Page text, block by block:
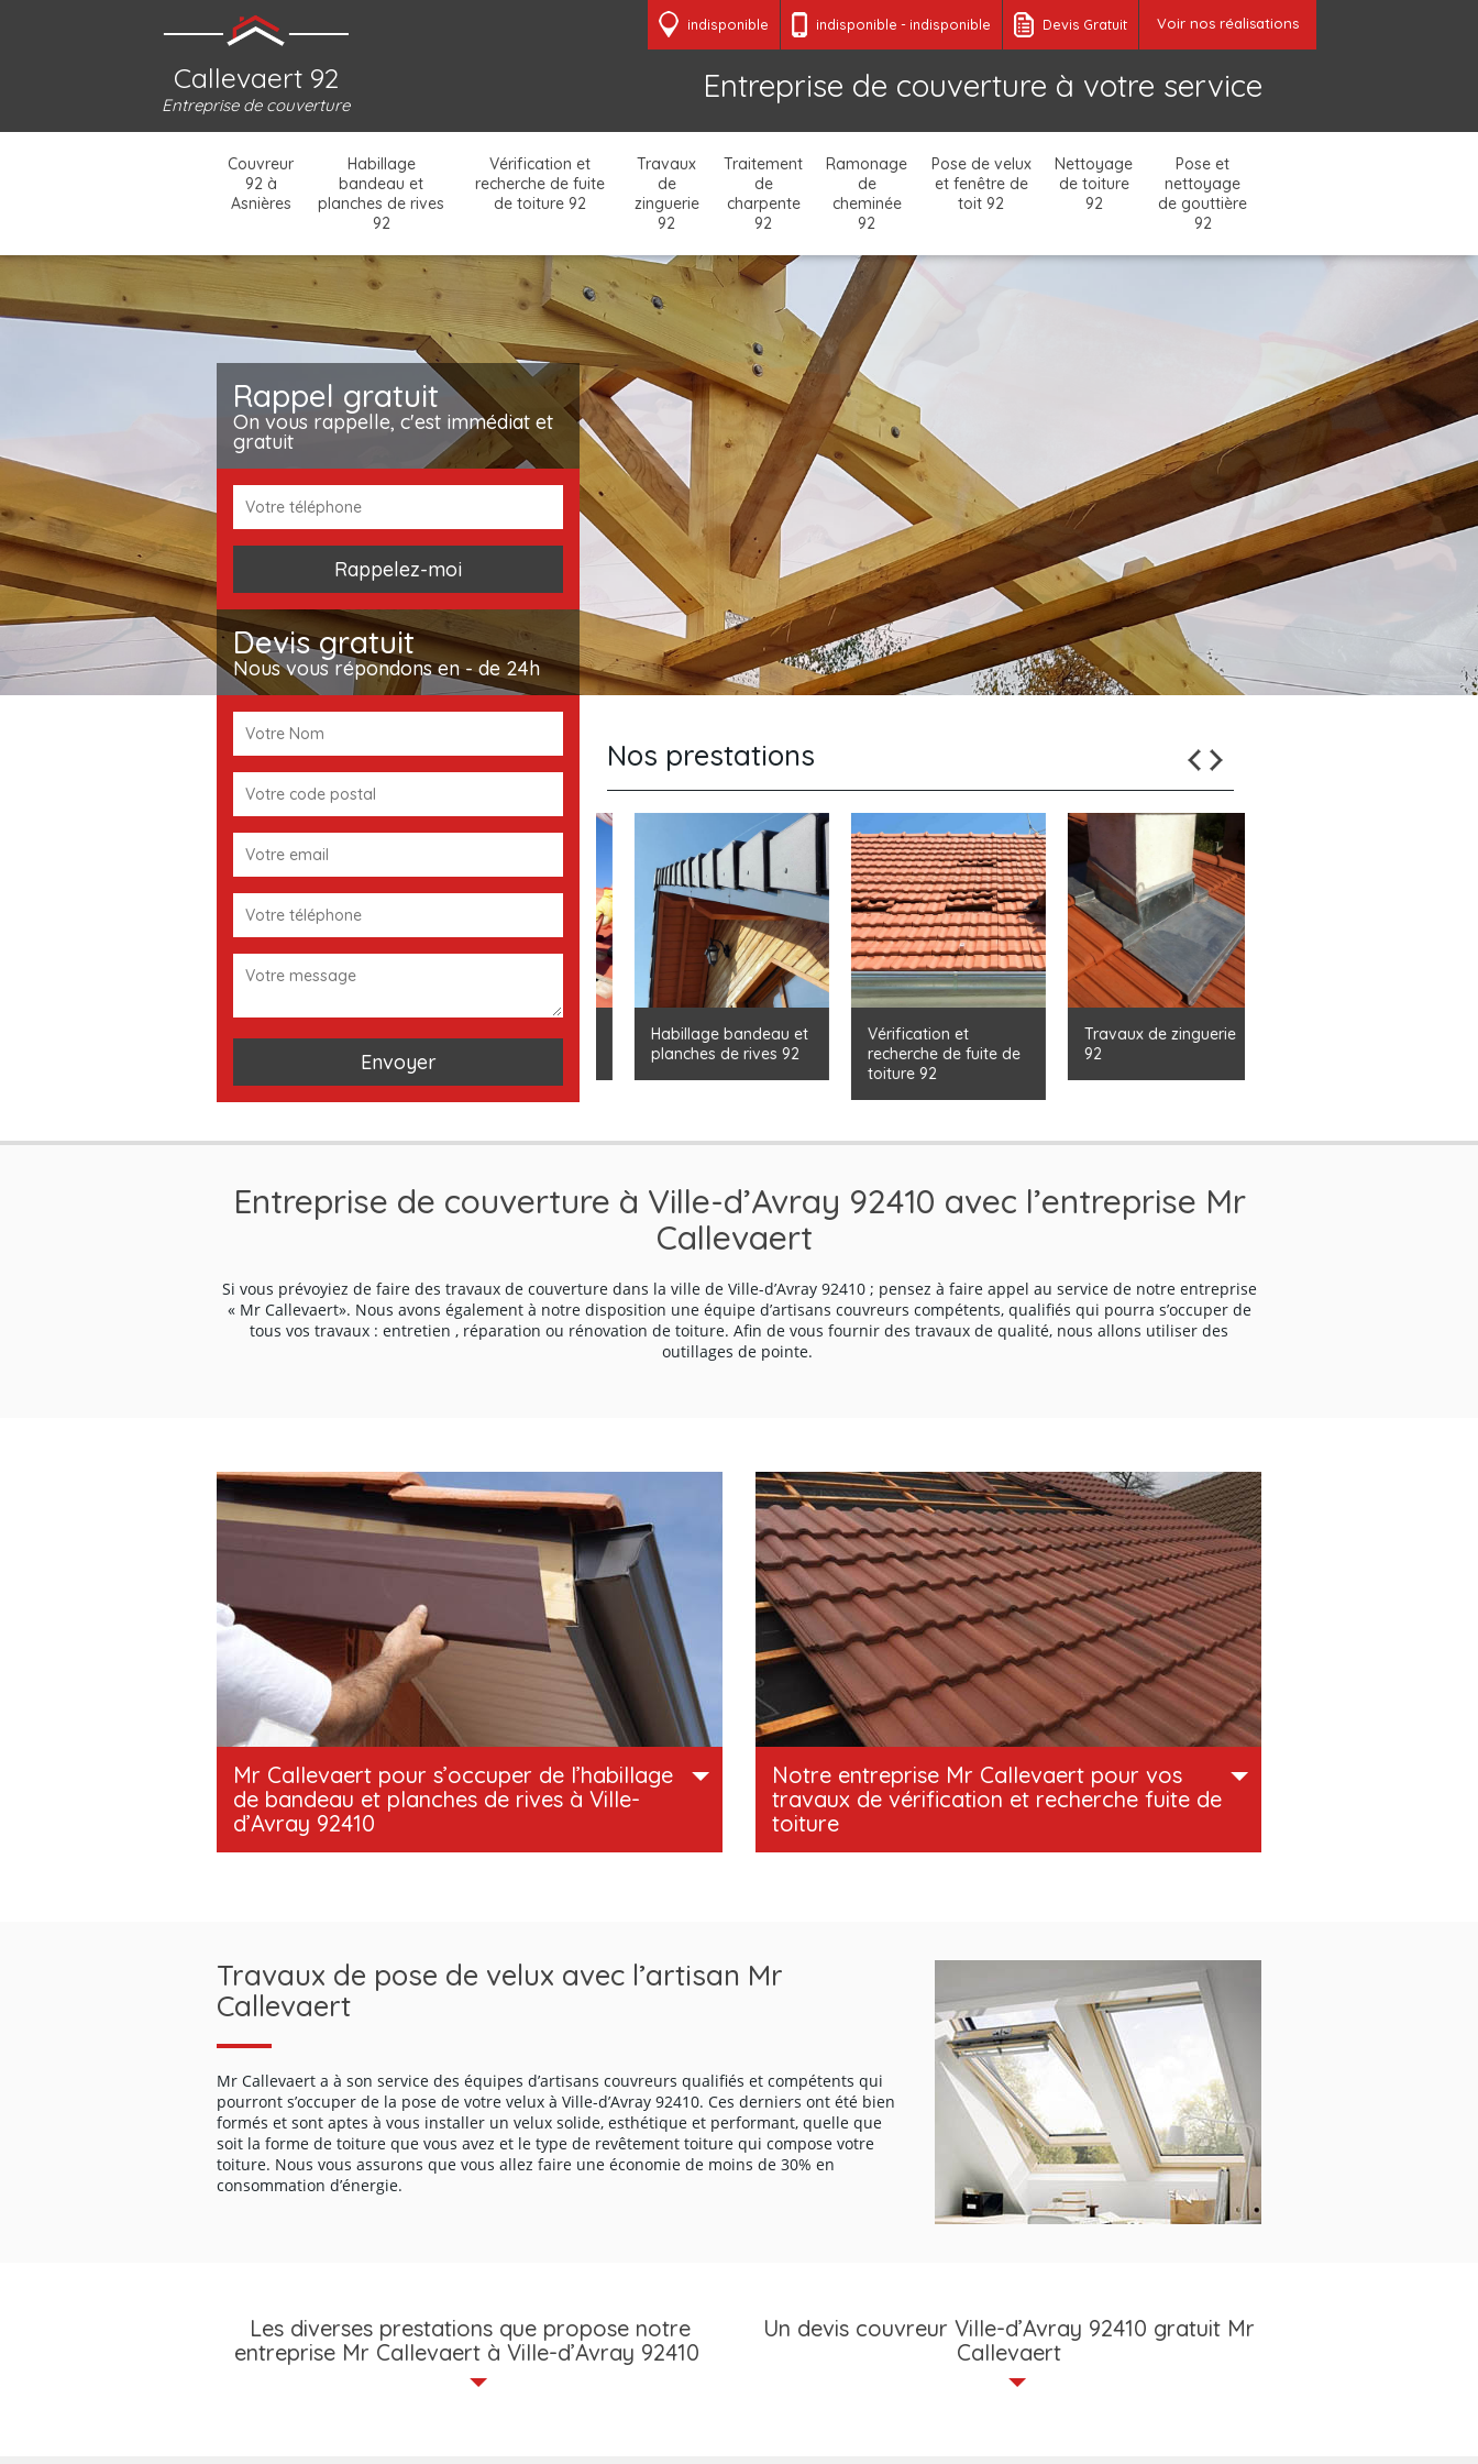
Callevaert 92
Entreprise de couverture
indisponible indisponible - indisponible Devis Gratuit Voir nos réalisations
Entreprise de couverture à votre service
Couvreur
92 à
Asnières
Habillage
bandeau et
planches de rives
92
Vérification et
recherche de fuite
de toiture 92
Travaux
de
zinguerie
92
Traitement
de
charpente
92
Ramonage
de
cheminée
92
Pose de velux
et fenêtre de
toit 92
Nettoyage
de toiture
92
Pose et
nettoyage
de gouttière
92
Rappel gratuit
On vous rappelle, c'est immédiat et
gratuit
Devis gratuit
Nous vous répondons en - de 24h
Nos prestations
Pose et nettoyage de
Travaux de toiture 92
Habillage bandeau et
planches de rives 92
Vérification et
recherche de fuite de
toiture 92
Travaux de zinguerie
Entreprise de couverture à Ville-d’Avray 92410 avec l’entreprise Mr
Callevaert
Si vous prévoyiez de faire des travaux de couverture dans la ville de Ville-d’Avray 92410 ; pensez à faire appel au service de notre entreprise
« Mr Callevaert». Nous avons également à notre disposition une équipe d’artisans couvreurs compétents, qualifiés qui pourra s’occuper de
tous vos travaux : entretien , réparation ou rénovation de toiture. Afin de vous fournir des travaux de qualité, nous allons utiliser des
outillages de pointe.
Mr Callevaert pour s’occuper de l’habillage
de bandeau et planches de rives à Ville-
d’Avray 92410
professionnels que nous utilisons ; nous pouvons vous assurer des
travaux de qualité et réaliser l’habillage de bandeau et planches de
rive dans les règles de l’art. Très professionnels, nous ferons tout
pour vous fournir un toit performant et esthétique dans la ville de
Notre entreprise Mr Callevaert pour vos
travaux de vérification et recherche fuite de
toiture
toiture. En tant que professionnel dans le domaine, sachez que
notre entreprise pourra trouver rapidement la de la fuite de toiture,
régler vos problèmes d’étanchéité et d’isolation. Nos artisans
couvreurs vont appliquer différentes techniques pour ce faire.
Travaux de pose de velux avec l’artisan Mr
Callevaert
Mr Callevaert a à son service des équipes d’artisans couvreurs qualifiés et compétents qui
pourront s’occuper de la pose de votre velux à Ville-d’Avray 92410. Ces derniers ont été bien
formés et sont aptes à vous installer un velux solide, esthétique et performant, quelle que
soit la forme de toiture que vous avez et le type de revêtement toiture qui compose votre
toiture. Nous vous assurons que vous allez faire une économie de moins de 30% en
consommation d’énergie.
Les diverses prestations que propose notre
entreprise Mr Callevaert à Ville-d’Avray 92410
Un devis couvreur Ville-d’Avray 92410 gratuit Mr
Callevaert